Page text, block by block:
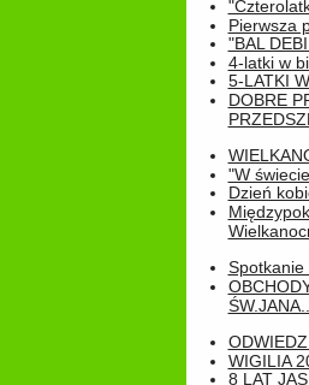
Pierwsza
"BAL
4-latki w
5-LATKI
DOBRE
"W
Dzień
Spotkanie
WIGILIA
8 LAT